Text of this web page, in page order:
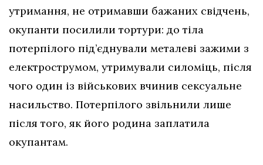
утримання, не отримавши бажаних свідчень,
окупанти посилили тортури: до тіла
потерпілого під’єднували металеві зажими з
електрострумом, утримували силоміць, після
чого один із військових вчинив сексуальне
насильство. Потерпілого звільнили лише
після того, як його родина заплатила
окупантам.